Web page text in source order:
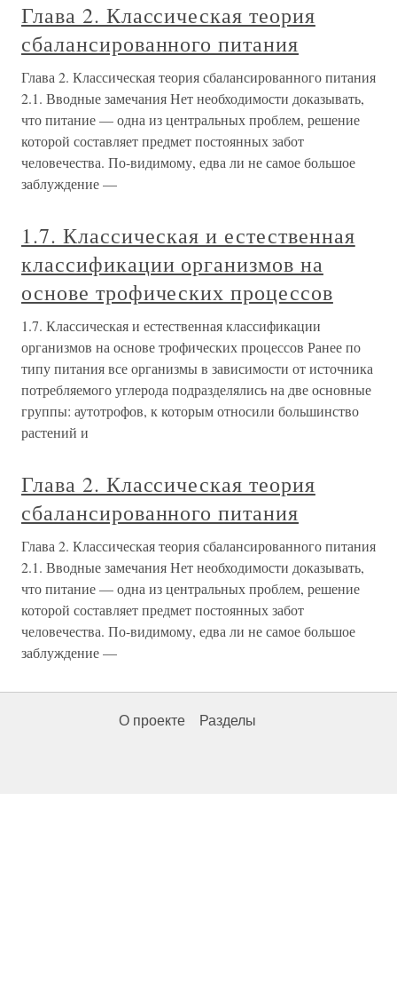
Глава 2. Классическая теория
сбалансированного питания
Глава 2. Классическая теория сбалансированного питания
2.1. Вводные замечания Нет необходимости доказывать,
что питание — одна из центральных проблем, решение
которой составляет предмет постоянных забот
человечества. По-видимому, едва ли не самое большое
заблуждение —
1.7. Классическая и естественная
классификации организмов на
основе трофических процессов
1.7. Классическая и естественная классификации
организмов на основе трофических процессов Ранее по
типу питания все организмы в зависимости от источника
потребляемого углерода подразделялись на две основные
группы: аутотрофов, к которым относили большинство
растений и
Глава 2. Классическая теория
сбалансированного питания
Глава 2. Классическая теория сбалансированного питания
2.1. Вводные замечания Нет необходимости доказывать,
что питание — одна из центральных проблем, решение
которой составляет предмет постоянных забот
человечества. По-видимому, едва ли не самое большое
заблуждение —
О проекте Разделы